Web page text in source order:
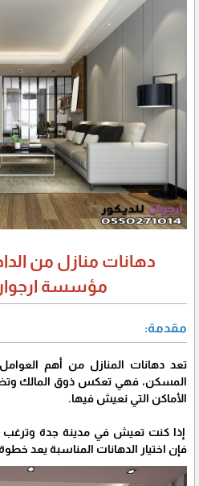
دهانات منازل من
مؤسسة ارجوان
مقدمة:
تعد دهانات المنازل من أهم
المسكن، فهي تعكس ذوق المالك
الأماكن التي نعيش فيها.
إذا كنت تعيش في مدينة جدة
فإن اختيار الدهانات المناسبة يعد